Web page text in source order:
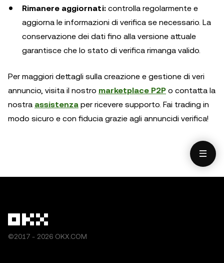
Rimanere aggiornati: controlla regolarmente e
aggiorna le informazioni di verifica se necessario. La
conservazione dei dati fino alla versione attuale
garantisce che lo stato di verifica rimanga valido.
Per maggiori dettagli sulla creazione e gestione di veri
annuncio, visita il nostro marketplace P2P o contatta la
nostra assistenza per ricevere supporto. Fai trading in
modo sicuro e con fiducia grazie agli annuncidi verifica!
©2017 - 2026 OKX.COM